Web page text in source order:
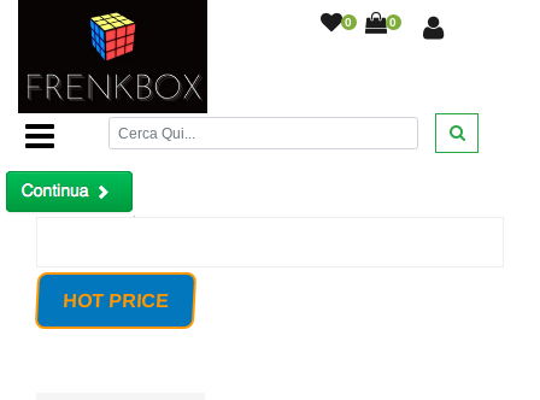
0 0
Home Page /Telecomando per allarme antifurto
2300/2300w/2300gsm 433 Mhz
Prodotto non trovato!
HOT PRICE